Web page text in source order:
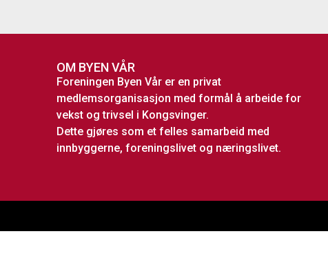
OM BYEN VÅR
Foreningen Byen Vår er en privat
medlemsorganisasjon med formål å arbeide for
vekst og trivsel i Kongsvinger.
Dette gjøres som et felles samarbeid med
innbyggerne, foreningslivet og næringslivet.